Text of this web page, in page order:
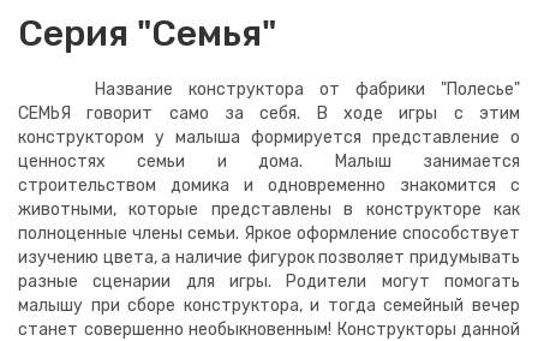
Серия "Семья"
Название конструктора от фабрики "Полесье"
СЕМЬЯ говорит само за себя. В ходе игры с этим
конструктором у малыша формируется представление о
ценностях семьи и дома. Малыш занимается
строительством домика и одновременно знакомится с
животными, которые представлены в конструкторе как
полноценные члены семьи. Яркое оформление способствует
изучению цвета, а наличие фигурок позволяет придумывать
разные сценарии для игры. Родители могут помогать
малышу при сборе конструктора, и тогда семейный вечер
станет совершенно необыкновенным! Конструкторы данной